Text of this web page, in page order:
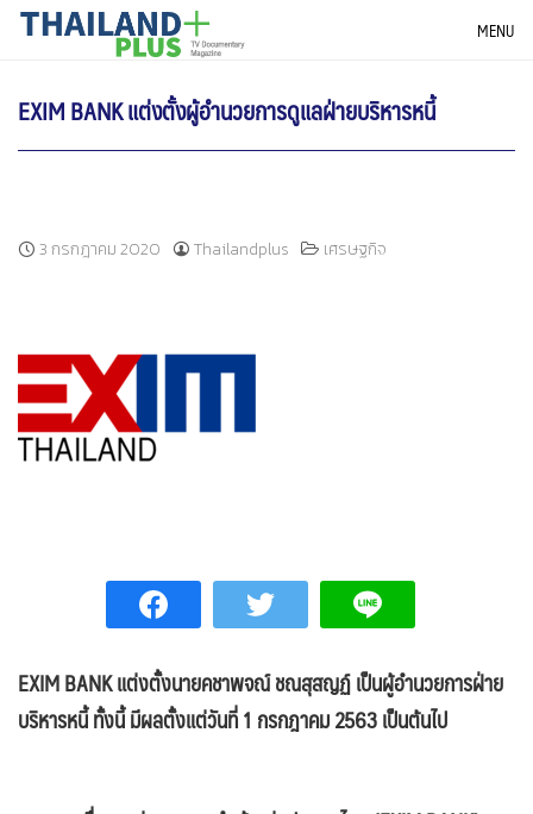
SkipTHAILANDPLUS NEWS MENU
EXIM BANK แต่งตั้งผู้อำนวยการดูแลฝ่ายบริหารหนี้
3 กรกฎาคม 2020 Thailandplus เศรษฐกิจ
EXIM BANK แต่งตั้งนายคชาพจณ์ ชณสุสญฏ์ เป็นผู้อำนวยการฝ่าย
บริหารหนี้ ทั้งนี้ มีผลตั้งแต่วันที่ 1 กรกฎาคม 2563 เป็นต้นไป